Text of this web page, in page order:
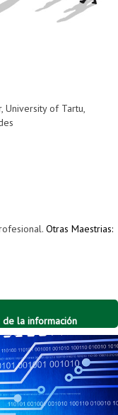
of Tartu,
Otras Maestrias:
la información